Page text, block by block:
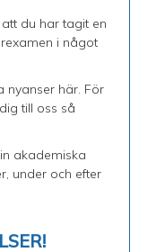
du har tagit en
i något
nyanser här. För
till oss så
akademiska
under och efter